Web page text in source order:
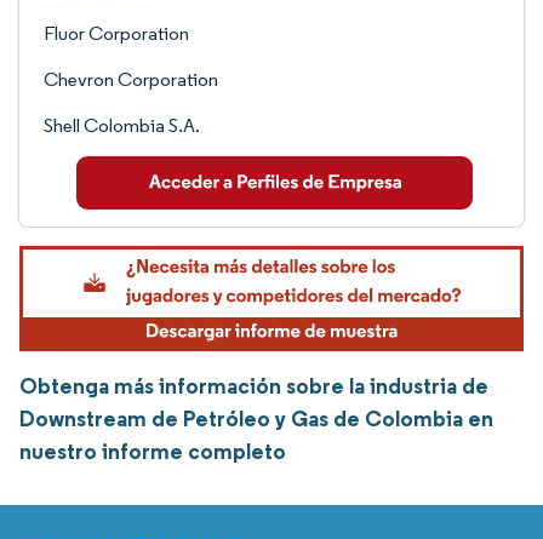
Fluor Corporation
Chevron Corporation
Shell Colombia S.A.
Obtenga más información sobre la industria de
Downstream de Petróleo y Gas de Colombia en
nuestro informe completo